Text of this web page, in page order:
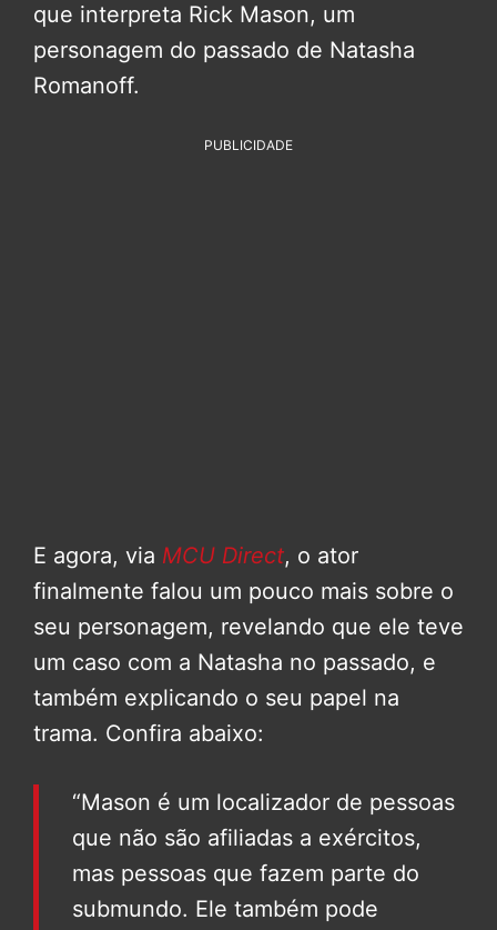
que interpreta Rick Mason, um
personagem do passado de Natasha
Romanoff.
PUBLICIDADE
E agora, via MCU Direct, o ator
finalmente falou um pouco mais sobre o
seu personagem, revelando que ele teve
um caso com a Natasha no passado, e
também explicando o seu papel na
trama. Confira abaixo:
“Mason é um localizador de pessoas
que não são afiliadas a exércitos,
mas pessoas que fazem parte do
submundo. Ele também pode